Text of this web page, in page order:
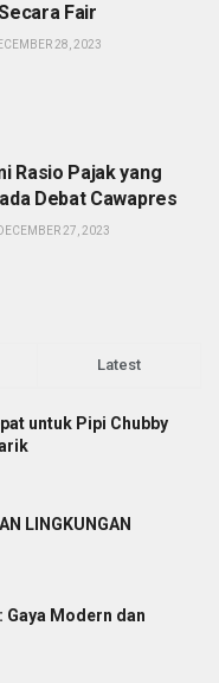
Fair
28, 2023
Rasio Pajak yang
Debat Cawapres
DECEMBER 27, 2023
Latest
untuk Pipi Chubby
LINGKUNGAN
Gaya Modern dan